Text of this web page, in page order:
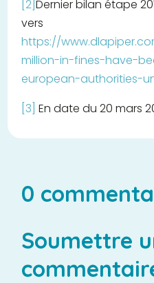
[2]Dernier bilan étape
vers
https://
million-in-fines-have-
european-authorities-
[3] En date du 20 mars
0
Soumettre